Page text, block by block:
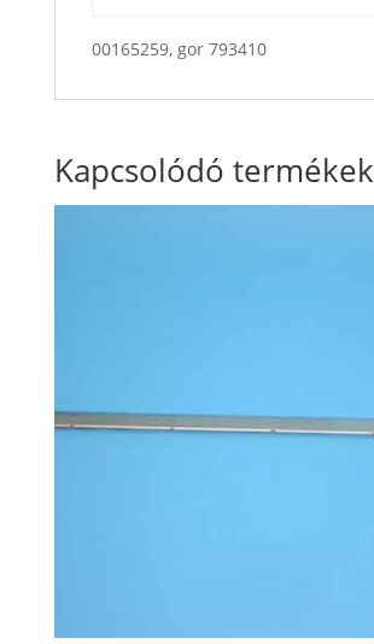
00165259, gor 793410
Kapcsolódó termékek